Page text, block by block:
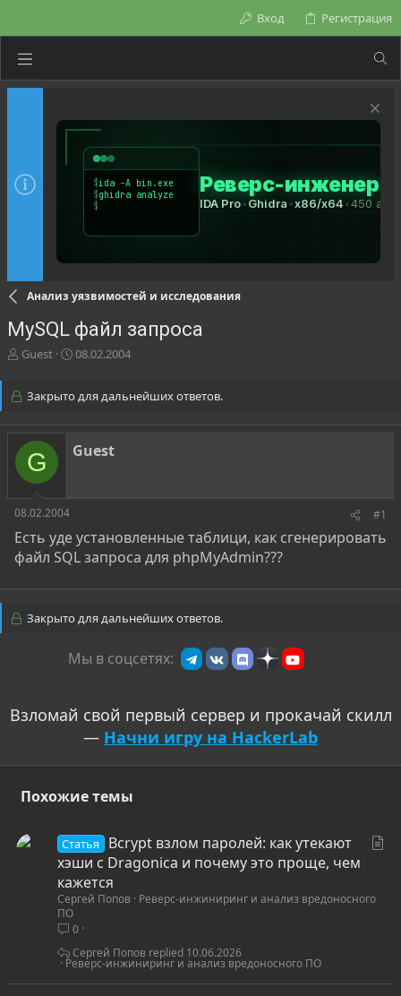
Вход Регистрация
Анализ уязвимостей и исследования
MySQL файл запроса
А
о
т
е
м
ы
Guest
Д
а
а
ч
а
08.02.2004
Закрыто для дальнейших ответов.
G Guest
08.02.2004 #1
Есть уде установленные таблици, как сгенерировать
файл SQL запроса для phpMyAdmin???
Закрыто для дальнейших ответов.
Мы в соцсетях:
Взломай свой первый сервер и прокачай скилл
— Начни игру на HackerLab
Похожие темы
Статья
Bcrypt взлом паролей: как утекают
хэши с Dragonica и почему это проще, чем
кажется
Сергей Попов Реверс-инжиниринг и анализ вредоносного
ПО
0
Реверс-инжиниринг и анализ вредоносного ПО
10.06.2026
Сергей Попов